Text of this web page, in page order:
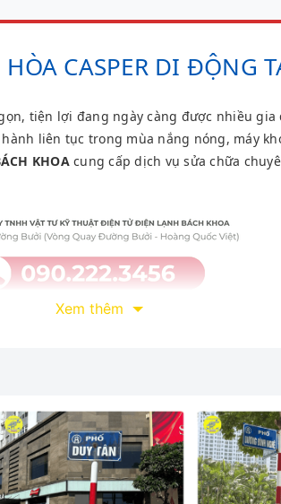
CASPER DI ĐỘNG
tiện lợi đang ngày càng được nhiều gia
liên tục trong mùa nắng nóng, máy
KHOAcung cấp dịch vụ sửa chữa
Xem thêm